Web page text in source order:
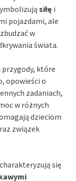
siłę i
pojazdami, ale
w
świata.
które
opowieści o
zadaniach,
w różnych
dzieciom
związek
się